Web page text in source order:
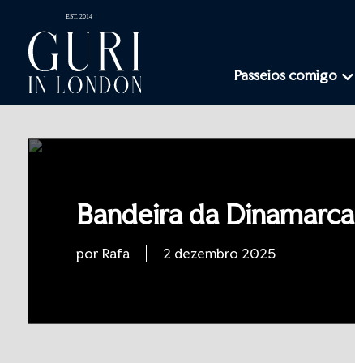
Passeios comigo
Bandeira da Dinamarca
por Rafa 2 dezembro 2025